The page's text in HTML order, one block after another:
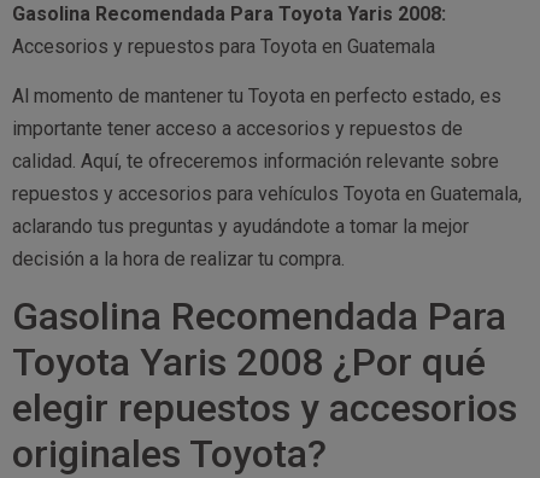
Gasolina Recomendada Para Toyota Yaris 2008:
Accesorios y repuestos para Toyota en Guatemala
Al momento de mantener tu Toyota en perfecto estado, es
importante tener acceso a accesorios y repuestos de
calidad. Aquí, te ofreceremos información relevante sobre
repuestos y accesorios para vehículos Toyota en Guatemala,
aclarando tus preguntas y ayudándote a tomar la mejor
decisión a la hora de realizar tu compra.
Gasolina Recomendada Para
Toyota Yaris 2008 ¿Por qué
elegir repuestos y accesorios
originales Toyota?